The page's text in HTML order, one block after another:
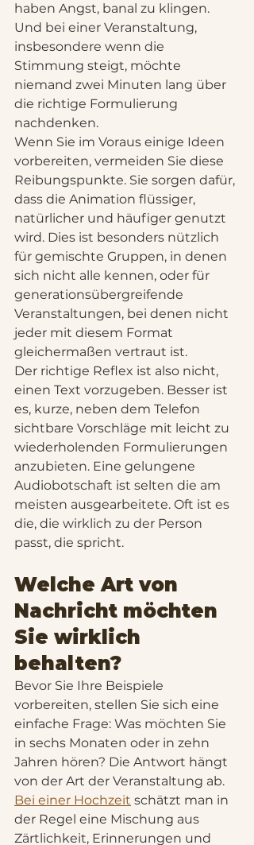
haben Angst, banal zu klingen.
Und bei einer Veranstaltung,
insbesondere wenn die
Stimmung steigt, möchte
niemand zwei Minuten lang über
die richtige Formulierung
nachdenken.
Wenn Sie im Voraus einige Ideen
vorbereiten, vermeiden Sie diese
Reibungspunkte. Sie sorgen dafür,
dass die Animation flüssiger,
natürlicher und häufiger genutzt
wird. Dies ist besonders nützlich
für gemischte Gruppen, in denen
sich nicht alle kennen, oder für
generationsübergreifende
Veranstaltungen, bei denen nicht
jeder mit diesem Format
gleichermaßen vertraut ist.
Der richtige Reflex ist also nicht,
einen Text vorzugeben. Besser ist
es, kurze, neben dem Telefon
sichtbare Vorschläge mit leicht zu
wiederholenden Formulierungen
anzubieten. Eine gelungene
Audiobotschaft ist selten die am
meisten ausgearbeitete. Oft ist es
die, die wirklich zu der Person
passt, die spricht.
Welche Art von
Nachricht möchten
Sie wirklich
behalten?
Bevor Sie Ihre Beispiele
vorbereiten, stellen Sie sich eine
einfache Frage: Was möchten Sie
in sechs Monaten oder in zehn
Jahren hören? Die Antwort hängt
von der Art der Veranstaltung ab.
Bei einer Hochzeit schätzt man in
der Regel eine Mischung aus
Zärtlichkeit, Erinnerungen und